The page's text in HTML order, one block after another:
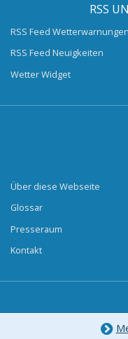
RSS
RSS Feed Wetterwarnungen
RSS Feed Neuigkeiten
Wetter Widget
Über diese Webseite
Glossar
Presseraum
Kontakt